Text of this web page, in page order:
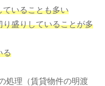
いることも多い
盛りしていることが多
る
処理（賃貸物件の明渡